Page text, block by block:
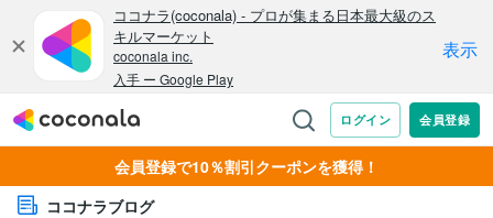
会員登録で10％割引クーポンを獲得！
ココナラブログ